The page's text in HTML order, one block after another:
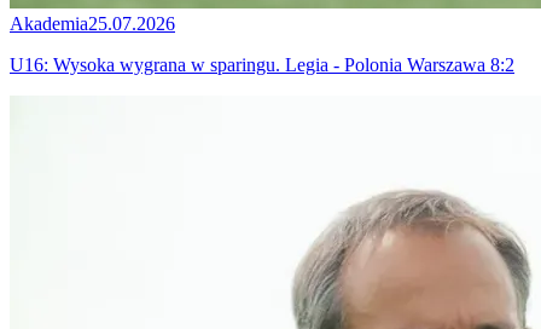
Akademia25.07.2026
U16: Wysoka wygrana w sparingu. Legia - Polonia Warszawa 8:2